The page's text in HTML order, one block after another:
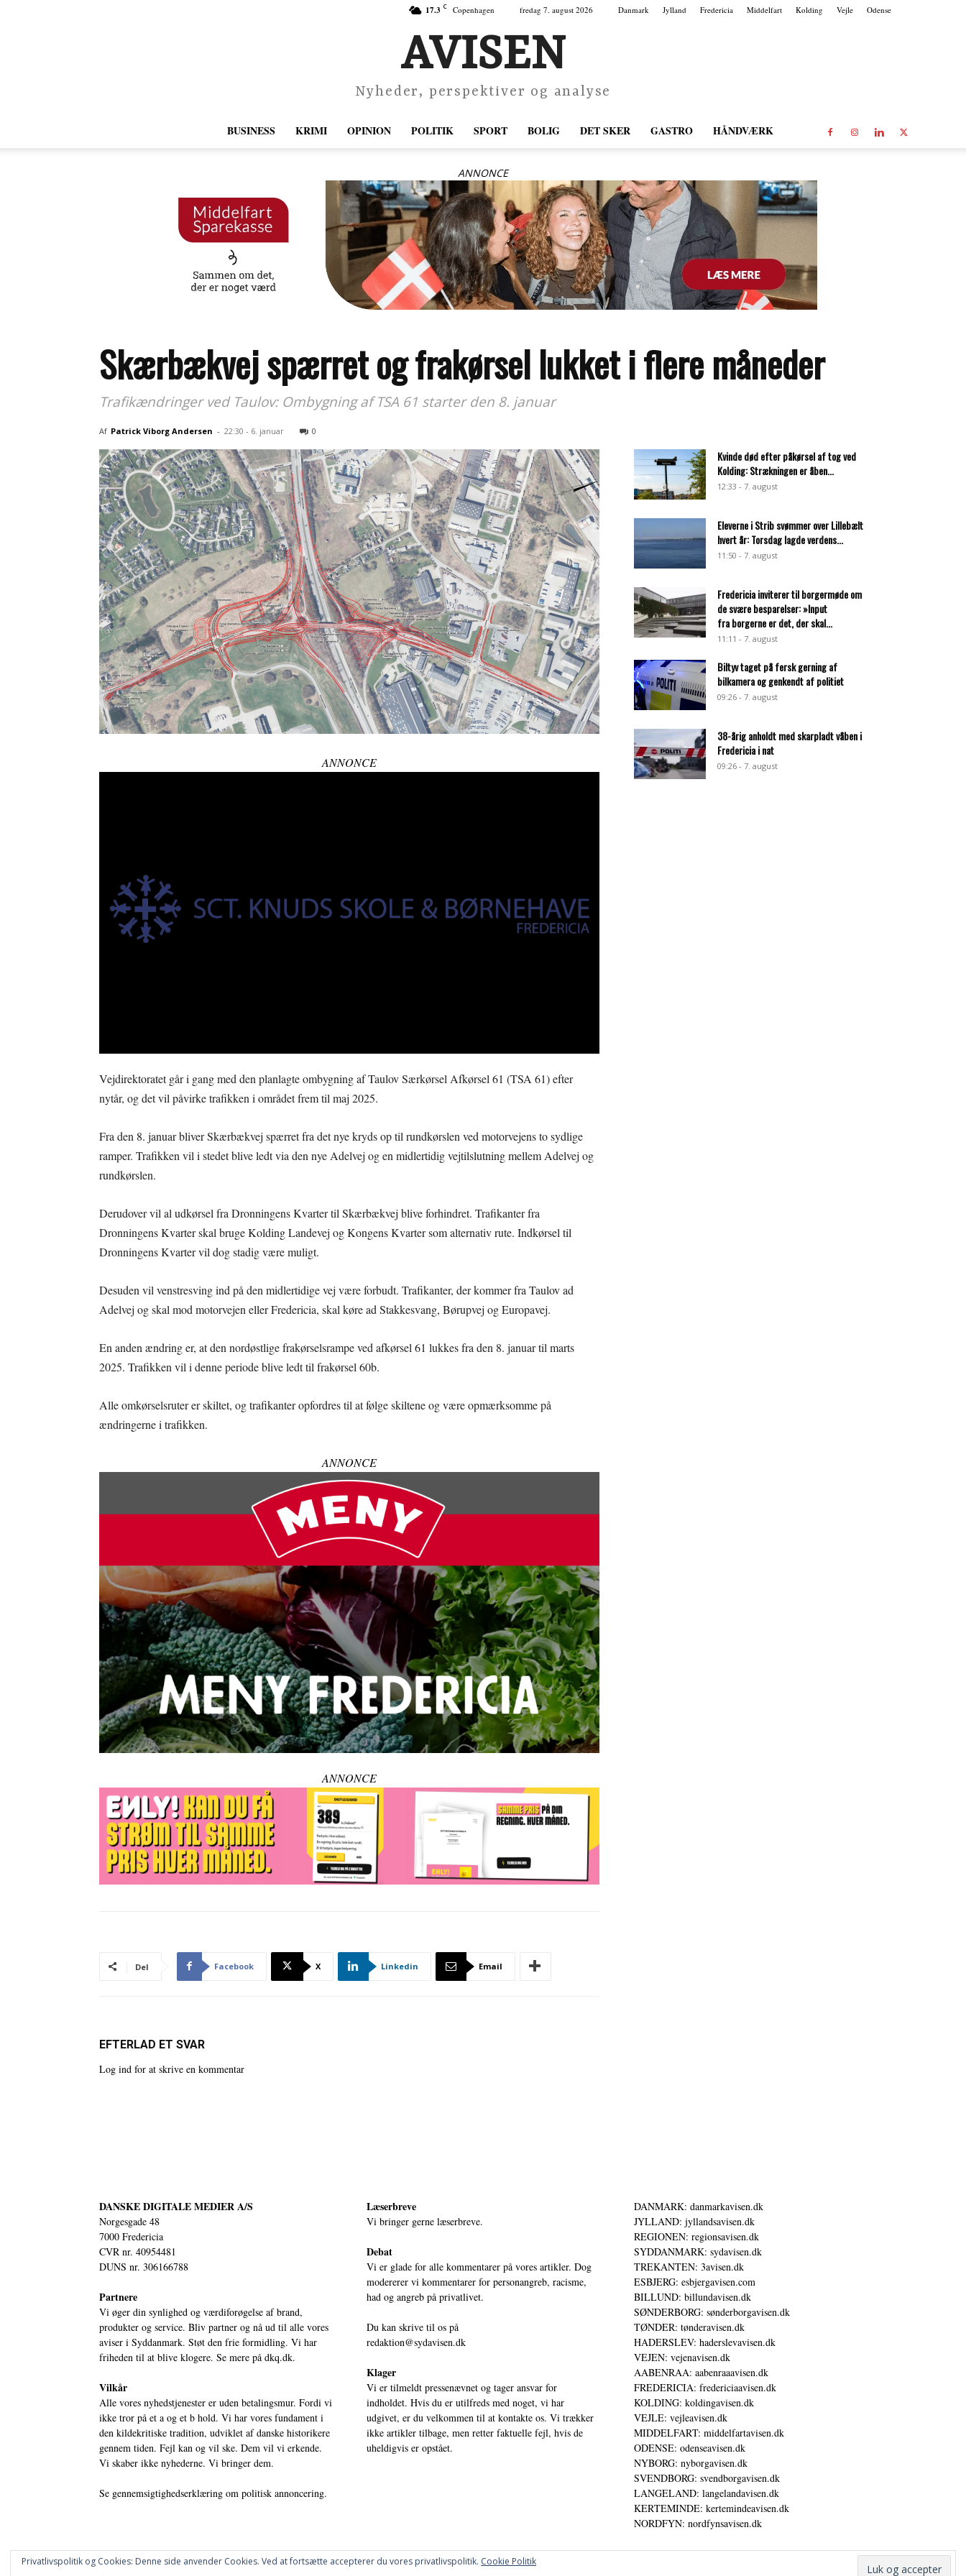
17.3 C Copenhagen fredag 7. august 2026 Danmark Jylland Fredericia Middelfart Kolding Vejle Odense
AVISEN
Nyheder, perspektiver og analyse
BUSINESS KRIMI OPINION POLITIK SPORT BOLIG DET SKER GASTRO HÅNDVÆRK
ANNONCE
Skærbækvej spærret og frakørsel lukket i flere måneder
Trafikændringer ved Taulov: Ombygning af TSA 61 starter den 8. januar
Af Patrick Viborg Andersen - 22:30 - 6. januar 0
ANNONCE
Vejdirektoratet går i gang med den planlagte ombygning af Taulov Særkørsel Afkørsel 61 (TSA 61) efter
nytår, og det vil påvirke trafikken i området frem til maj 2025.
Fra den 8. januar bliver Skærbækvej spærret fra det nye kryds op til rundkørslen ved motorvejens to sydlige
ramper. Trafikken vil i stedet blive ledt via den nye Adelvej og en midlertidig vejtilslutning mellem Adelvej og
rundkørslen.
Derudover vil al udkørsel fra Dronningens Kvarter til Skærbækvej blive forhindret. Trafikanter fra
Dronningens Kvarter skal bruge Kolding Landevej og Kongens Kvarter som alternativ rute. Indkørsel til
Dronningens Kvarter vil dog stadig være muligt.
Desuden vil venstresving ind på den midlertidige vej være forbudt. Trafikanter, der kommer fra Taulov ad
Adelvej og skal mod motorvejen eller Fredericia, skal køre ad Stakkesvang, Børupvej og Europavej.
En anden ændring er, at den nordøstlige frakørselsrampe ved afkørsel 61 lukkes fra den 8. januar til marts
2025. Trafikken vil i denne periode blive ledt til frakørsel 60b.
Alle omkørselsruter er skiltet, og trafikanter opfordres til at følge skiltene og være opmærksomme på
ændringerne i trafikken.
ANNONCE
ANNONCE
Del Facebook X Linkedin Email
EFTERLAD ET SVAR
Log ind for at skrive en kommentar
Kvinde død efter påkørsel af tog ved
Kolding: Strækningen er åben...
12:33 - 7. august
Eleverne i Strib svømmer over Lillebælt
hvert år: Torsdag lagde verdens...
11:50 - 7. august
Fredericia inviterer til borgermøde om
de svære besparelser: »Input
fra borgerne er det, der skal...
11:11 - 7. august
Biltyv taget på fersk gerning af
bilkamera og genkendt af politiet
09:26 - 7. august
38-årig anholdt med skarpladt våben i
Fredericia i nat
09:26 - 7. august
DANSKE DIGITALE MEDIER A/S
Norgesgade 48
7000 Fredericia
CVR nr. 40954481
DUNS nr. 306166788
Partnere
Vi øger din synlighed og værdiforøgelse af brand,
produkter og service. Bliv partner og nå ud til alle vores
aviser i Syddanmark. Støt den frie formidling. Vi har
friheden til at blive klogere. Se mere på dkq.dk.
Vilkår
Alle vores nyhedstjenester er uden betalingsmur. Fordi vi
ikke tror på et a og et b hold. Vi har vores fundament i
den kildekritiske tradition, udviklet af danske historikere
gennem tiden. Fejl kan og vil ske. Dem vil vi erkende.
Vi skaber ikke nyhederne. Vi bringer dem.
Se gennemsigtighedserklæring om politisk annoncering.
Læserbreve
Vi bringer gerne læserbreve.
Debat
Vi er glade for alle kommentarer på vores artikler. Dog
modererer vi kommentarer for personangreb, racisme,
had og angreb på privatlivet.
Du kan skrive til os på
redaktion@sydavisen.dk
Klager
Vi er tilmeldt pressenævnet og tager ansvar for
indholdet. Hvis du er utilfreds med noget, vi har
udgivet, er du velkommen til at kontakte os. Vi trækker
ikke artikler tilbage, men retter faktuelle fejl, hvis de
uheldigvis er opstået.
DANMARK: danmarkavisen.dk
JYLLAND: jyllandsavisen.dk
REGIONEN: regionsavisen.dk
SYDDANMARK: sydavisen.dk
TREKANTEN: 3avisen.dk
ESBJERG: esbjergavisen.com
BILLUND: billundavisen.dk
SØNDERBORG: sønderborgavisen.dk
TØNDER: tønderavisen.dk
HADERSLEV: haderslevavisen.dk
VEJEN: vejenavisen.dk
AABENRAA: aabenraaavisen.dk
FREDERICIA: fredericiaavisen.dk
KOLDING: koldingavisen.dk
VEJLE: vejleavisen.dk
MIDDELFART: middelfartavisen.dk
ODENSE: odenseavisen.dk
NYBORG: nyborgavisen.dk
SVENDBORG: svendborgavisen.dk
LANGELAND: langelandavisen.dk
KERTEMINDE: kertemindeavisen.dk
NORDFYN: nordfynsavisen.dk
Privatlivspolitik og Cookies: Denne side anvender Cookies. Ved at fortsætte accepterer du vores privatlivspolitik. Cookie Politik